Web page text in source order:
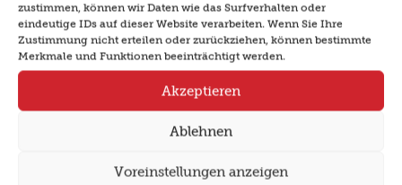
zustimmen, können wir Daten wie das Surfverhalten oder
eindeutige IDs auf dieser Website verarbeiten. Wenn Sie Ihre
Zustimmung nicht erteilen oder zurückziehen, können bestimmte
Merkmale und Funktionen beeinträchtigt werden.
Akzeptieren
Ablehnen
Voreinstellungen anzeigen
Flanksteak Sandwich